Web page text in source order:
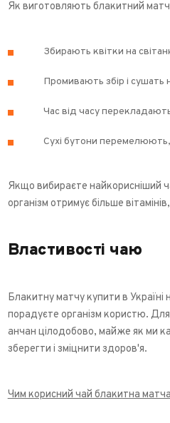
Як виготовляють блакитний
Збирають квітки на
Промивають збір і сушать
Час від часу
Сухі бутони
Якщо вибираєте найкорисніший
організм отримує більше
Властивості чаю
Блакитну матчу купити в
порадуєте організм користю. Для
анчан цілодобово, майже як ми
зберегти і зміцнити здоров'я.
Чим корисний чай блакитна матча